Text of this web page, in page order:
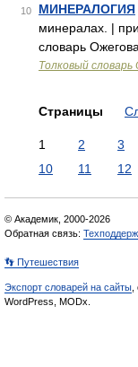
10 МИНЕРАЛОГИЯ
минералах. |
словарь
Толковый словарь
Страницы
1 2 3
10
11 12
© Академик, 2000-2026
Обратная связь:
👣 Путешествия
Экспорт словарей на сайты
WordPress, MODx.